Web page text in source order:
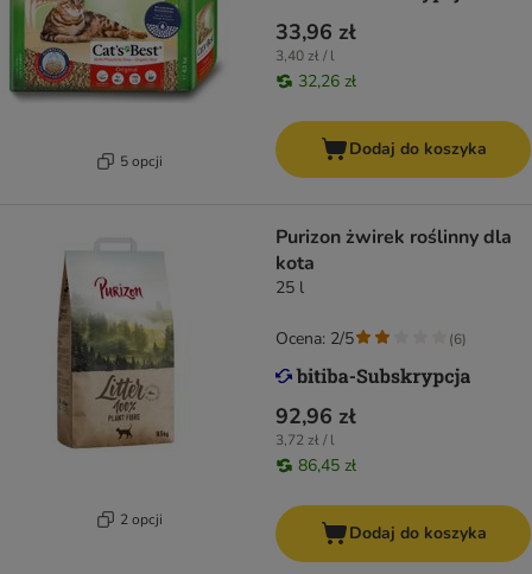
5 opcji
33,96 zł
3,40 zł / l
32,26 zł
Dodaj do koszyka
2 opcji
Purizon żwirek roślinny dla
kota
25 l
92,96 zł
3,72 zł / l
86,45 zł
Ocena: 2/5 (6)
Dodaj do koszyka